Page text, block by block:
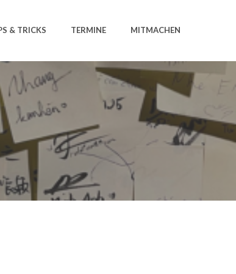
& TRICKS TERMINE MITMACHEN